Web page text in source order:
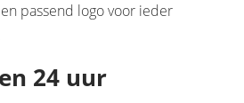
passend logo voor ieder
24 uur